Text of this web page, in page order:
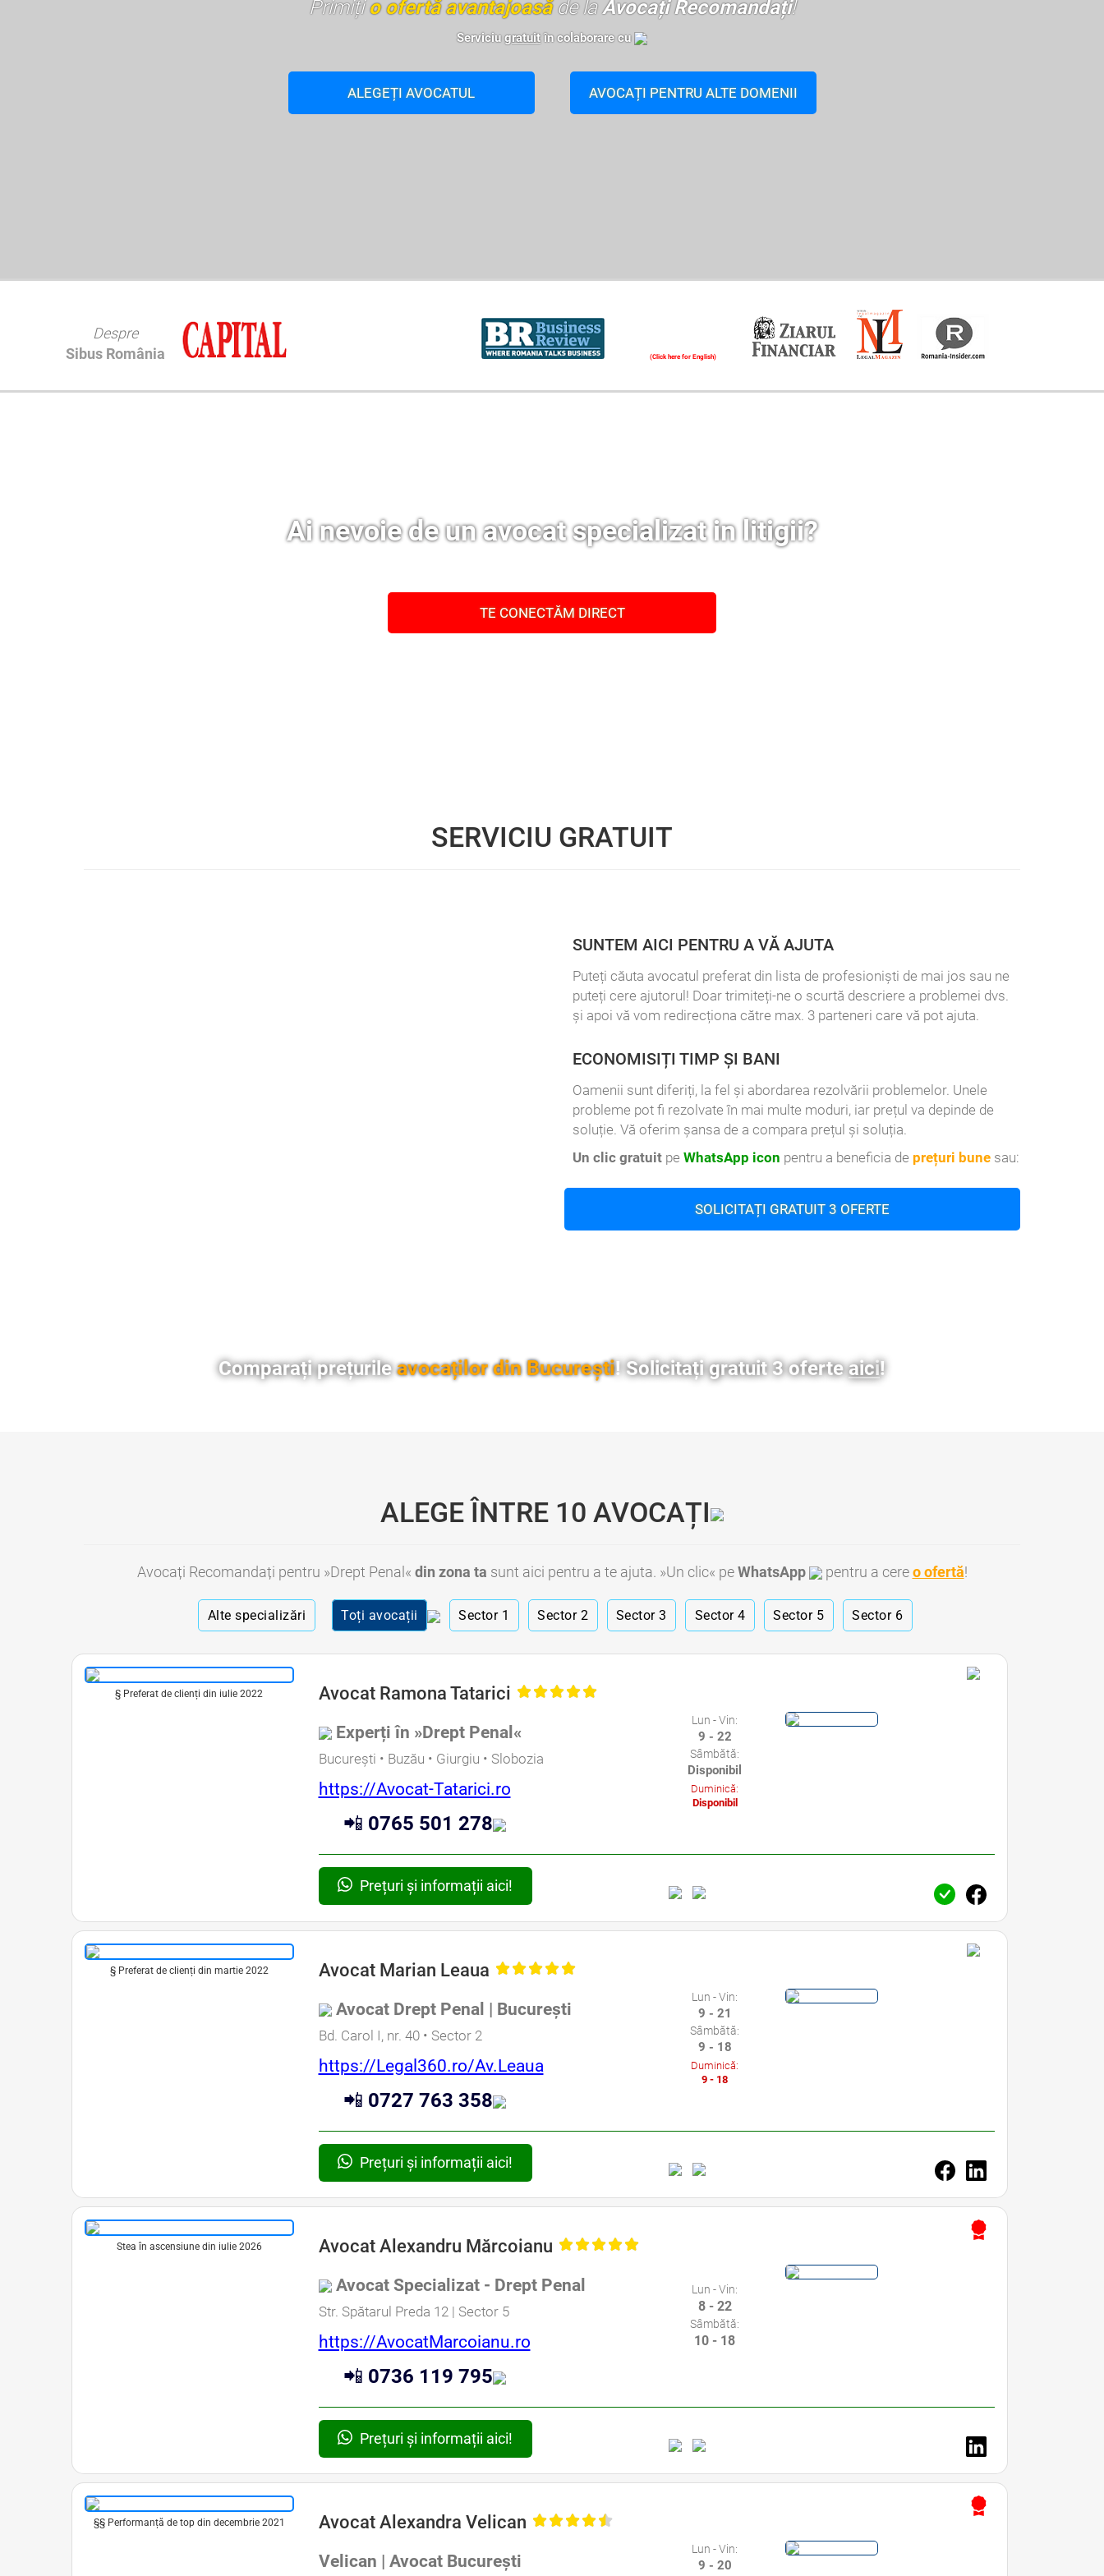
Primițio ofertă avantajoasăde laAvocați Recomandați!
Serviciugratuitîn colaborare cu
ALEGEȚI AVOCATUL AVOCAȚI PENTRU ALTE DOMENII
Despre
Sibus România
(Click here for English)
Ai nevoie de un avocat specializat in litigii?
TE CONECTĂM DIRECT
SERVICIU GRATUIT
SUNTEM AICI PENTRU A VĂ AJUTA
Puteți căuta avocatul preferat din lista de profesioniști de mai jos sau ne
puteți cere ajutorul! Doar trimiteți-ne o scurtă descriere a problemei dvs.
și apoi vă vom redirecționa către max. 3 parteneri care vă pot ajuta.
ECONOMISIȚI TIMP ȘI BANI
Oamenii sunt diferiți, la fel și abordarea rezolvării problemelor. Unele
probleme pot fi rezolvate în mai multe moduri, iar prețul va depinde de
soluție. Vă oferim șansa de a compara prețul și soluția.
Un clic gratuit pe WhatsApp icon pentru a beneficia de prețuri bune sau:
SOLICITAȚI GRATUIT 3 OFERTE
Comparați prețurileavocaților din București! Solicitați gratuit 3 oferteaici!
ALEGE ÎNTRE 10 AVOCAȚI
Avocați Recomandați pentru »Drept Penal« din zona ta sunt aici pentru a te ajuta. »Un clic« peWhatsApp pentru a cereo ofertă!
Alte specializări Toți avocații Sector 1 Sector 2 Sector 3 Sector 4 Sector 5 Sector 6
§ Preferat de clienți din iulie 2022 Avocat Ramona Tatarici
Experți în »Drept Penal«
București • Buzău • Giurgiu • Slobozia
https://Avocat-Tatarici.ro
📲 0765 501 278
Lun - Vin:
9 - 22
Sâmbătă:
Disponibil
Duminică:
Disponibil
Prețuri și informații aici!
§ Preferat de clienți din martie 2022 Avocat Marian Leaua
Avocat Drept Penal | București
Bd. Carol I, nr. 40 • Sector 2
https://Legal360.ro/Av.Leaua
📲 0727 763 358
Lun - Vin:
9 - 21
Sâmbătă:
9 - 18
Duminică:
9 - 18
Prețuri și informații aici!
Stea în ascensiune din iulie 2026 Avocat Alexandru Mărcoianu
Avocat Specializat - Drept Penal
Str. Spătarul Preda 12 | Sector 5
https://AvocatMarcoianu.ro
📲 0736 119 795
Lun - Vin:
8 - 22
Sâmbătă:
10 - 18
Prețuri și informații aici!
§§ Performanță de top din decembrie 2021 Avocat Alexandra Velican
Velican | Avocat București
Lun - Vin:
9 - 20